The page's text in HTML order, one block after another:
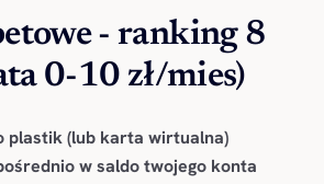
- ranking 8
0-10 zł/mies)
plastik (lub karta wirtualna)
w saldo twojego konta